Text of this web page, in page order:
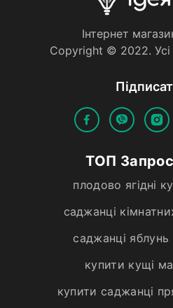
Iнтернет
Copyright © 2022. Усi
ТОП
плодово ягідні
саджанці
саджанці яблунь
купити кущі
купити саджанці